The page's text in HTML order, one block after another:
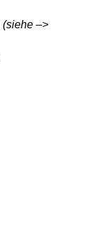
(siehe –>